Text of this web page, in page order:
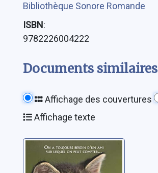
Bibliothèque Sonore Romande
ISBN:
9782226004222
Documents similaires
Affichage des couvertures
Affichage texte
Charlie: un petit
chat pour la vie